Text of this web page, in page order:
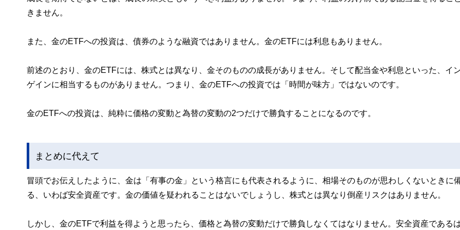
きません。
また、金のETFへの投資は、債券のような融資ではありません。金のETFには利息もありません。
前述のとおり、金のETFには、株式とは異なり、金そのものの成長がありません。そして配当金や利息といった、イ
ゲインに相当するものがありません。つまり、金のETFへの投資では「時間が味方」ではないのです。
金のETFへの投資は、純粋に価格の変動と為替の変動の2つだけで勝負することになるのです。
まとめに代えて
冒頭でお伝えしたように、金は「有事の金」という格言にも代表されるように、相場そのものが思わしくないときに
る、いわば安全資産です。金の価値を疑われることはないでしょうし、株式とは異なり倒産リスクはありません。
しかし、金のETFで利益を得ようと思ったら、価格と為替の変動だけで勝負しなくてはなりません。安全資産である